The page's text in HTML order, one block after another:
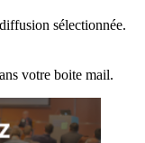
sélectionnée.
votre boite mail.